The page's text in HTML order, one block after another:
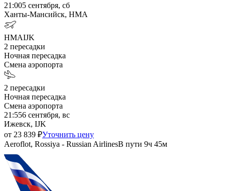
21:005 сентября, сб
Ханты-Мансийск, HMA
HMAIJK
2 пересадки
Ночная пересадка
Смена аэропорта
2 пересадки
Ночная пересадка
Смена аэропорта
21:556 сентября, вс
Ижевск, IJK
от 23 839 ₽Уточнить цену
Aeroflot, Rossiya - Russian AirlinesВ пути 9ч 45м